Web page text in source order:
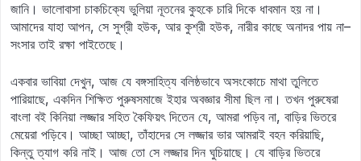
জানি। ভালোবাসা চাকচিক্যে ভুলিয়া নূতনের কুহকে চারি দিকে ধাবমান হয় না।
আমাদের যাহা আপন, সে সুশ্রী হউক, আর কুশ্রী হউক, নারীর কাছে অনাদর পায় না–
সংসার তাই রক্ষা পাইতেছে।
একবার ভাবিয়া দেখুন, আজ যে বঙ্গসাহিত্য বলিষ্ঠভাবে অসংকোচে মাথা তুলিতে
পারিয়াছে, একদিন শিক্ষিত পুরুষসমাজে ইহার অবজ্ঞার সীমা ছিল না। তখন পুরুষেরা
বাংলা বই কিনিয়া লজ্জার সহিত কৈফিয়ৎ দিতেন যে, আমরা পড়িব না, বাড়ির ভিতরে
মেয়েরা পড়িবে। আচ্ছা আচ্ছা, তাঁহাদের সে লজ্জার ভার আমরাই বহন করিয়াছি,
কিন্তু ত্যাগ করি নাই। আজ তো সে লজ্জার দিন ঘুচিয়াছে। যে বাড়ির ভিতরে